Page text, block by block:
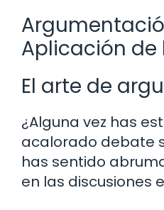
Aplicación de
El arte de
¿Alguna vez has
acalorado debate
has sentido
en las discusiones